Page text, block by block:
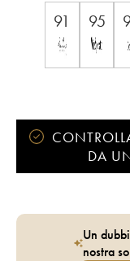
91 95
DA
Un
nostra